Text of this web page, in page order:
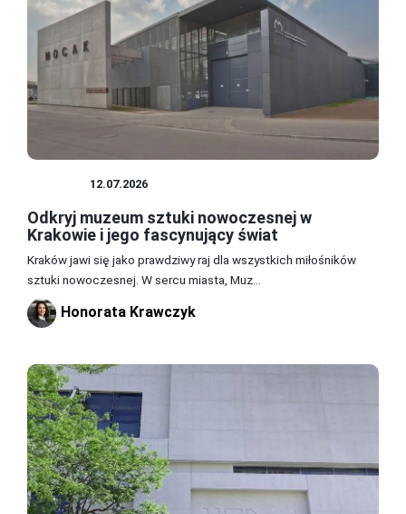
12.07.2026
Odkryj muzeum sztuki nowoczesnej w
Krakowie i jego fascynujący świat
Kraków jawi się jako prawdziwy raj dla wszystkich miłośników
sztuki nowoczesnej. W sercu miasta, Muz...
Honorata Krawczyk